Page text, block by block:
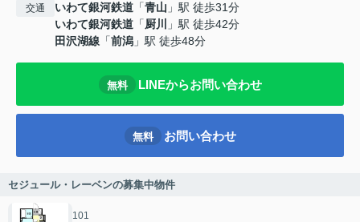
交通 いわて銀河鉄道 「青山 」駅 徒歩31分
いわて銀河鉄道 「厨川
」駅 徒歩42分
田沢湖線 「前潟 」駅 徒歩48分
無料 LINEからお問い合わせ
無料 お問い合わせ
セジュール・レーベンの募集中物件
101